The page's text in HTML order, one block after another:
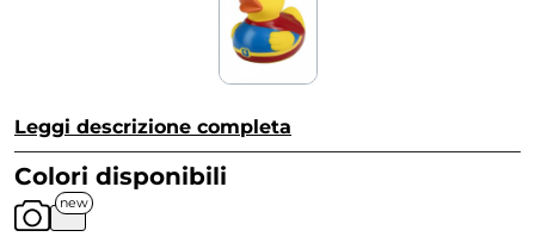
Leggi descrizione completa
Colori disponibili
new